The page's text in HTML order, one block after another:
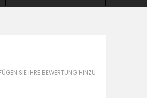
SIE IHRE BEWERTUNG HINZU